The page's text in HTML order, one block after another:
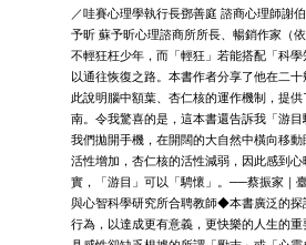
／哇賽心理學執行長鄧善庭 諮商心理師謝
予昕 蘇予昕心理諮商所所長、暢銷作家（
不輕狂枉少年，而「輕狂」若能搭配「科
以通往恢復之路。本書作者分享了他在二
此說明腦中額葉、杏仁核的運作機制，提
南。令我驚喜的是，這本書還告訴我「游
我們拋開手機，在開闊的大自然中橫向移
活性增加，杏仁核的活性減弱，因此感到
實，「游目」可以「騁懷」。──蔡振家｜
與心智科學研究所合聘教師◆本書廣泛的探
行為，以達成更有意義，更快樂的人生的